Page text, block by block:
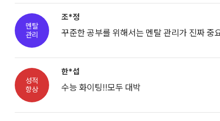
멘탈
관리
조*정
꾸준한 공부를 위해서는 멘탈 관리가 진짜 중
성적
향상
한*섭
수능 화이팅!!모두 대박